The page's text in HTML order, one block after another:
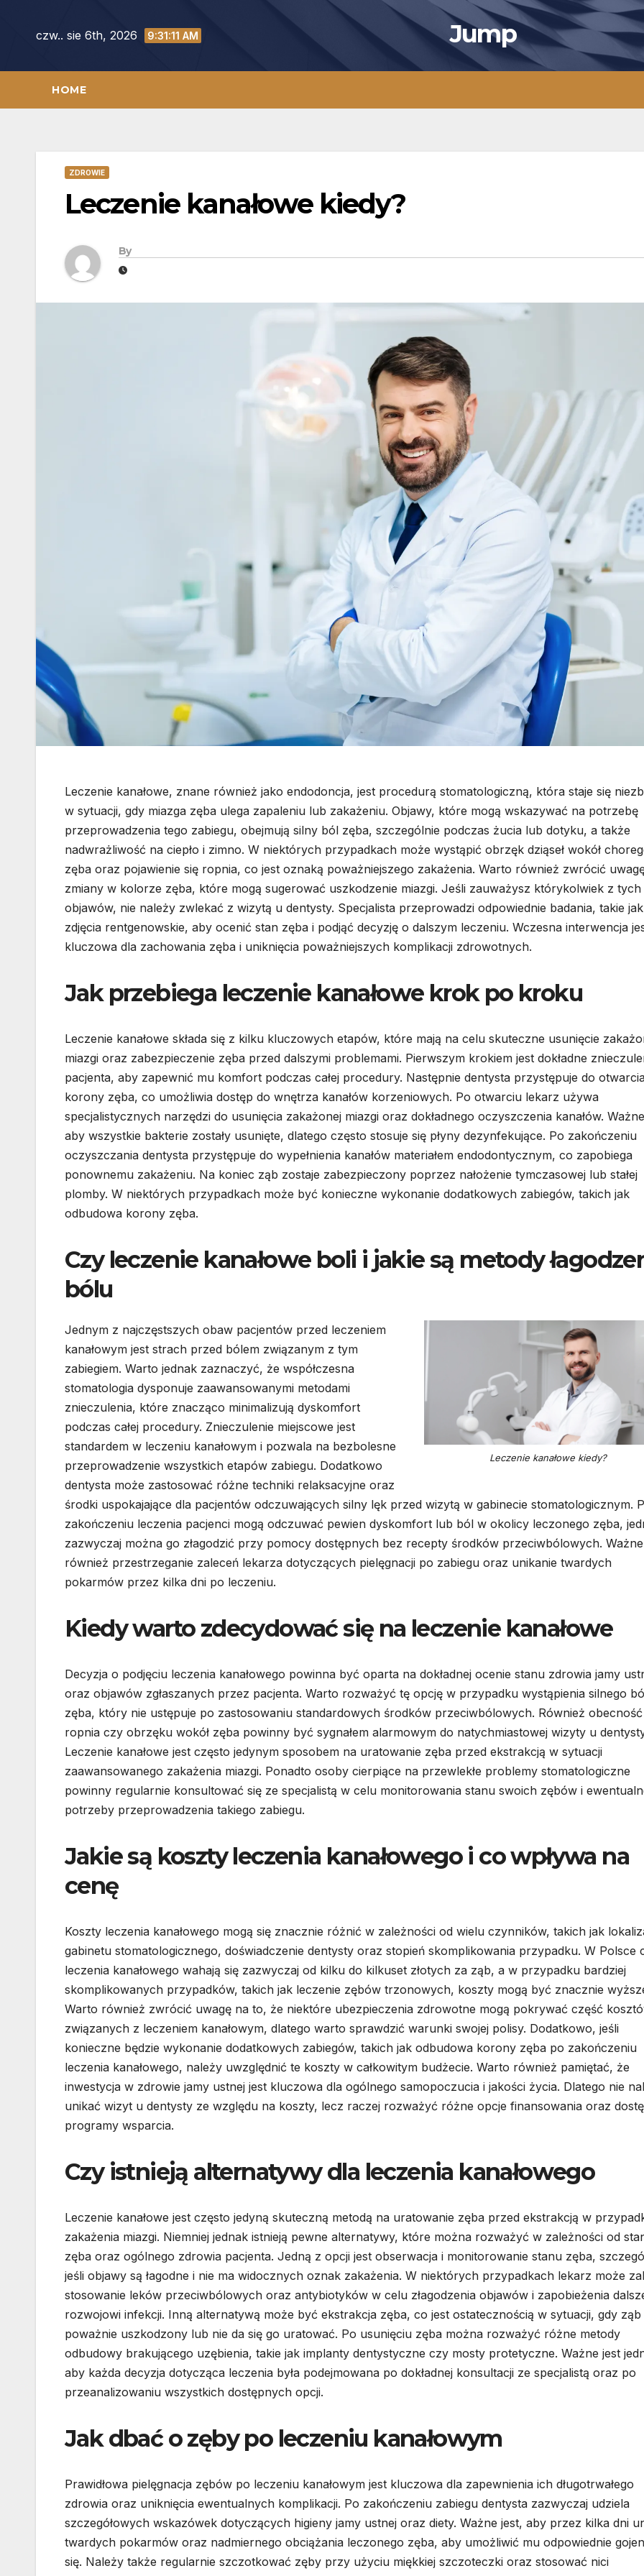
czw.. sie 6th, 2026 9:31:12 AM Jump
HOME
ZDROWIE
Leczenie kanałowe kiedy?
By
Leczenie kanałowe, znane również jako endodoncja, jest procedurą stomatologiczną, która staje się
w sytuacji, gdy miazga zęba ulega zapaleniu lub zakażeniu. Objawy, które mogą wskazywać na potrzebę
przeprowadzenia tego zabiegu, obejmują silny ból zęba, szczególnie podczas żucia lub dotyku, a także
nadwrażliwość na ciepło i zimno. W niektórych przypadkach może wystąpić obrzęk dziąseł wokół
zęba oraz pojawienie się ropnia, co jest oznaką poważniejszego zakażenia. Warto również zwrócić
zmiany w kolorze zęba, które mogą sugerować uszkodzenie miazgi. Jeśli zauważysz którykolwiek z tych
objawów, nie należy zwlekać z wizytą u dentysty. Specjalista przeprowadzi odpowiednie badania, takie jak
zdjęcia rentgenowskie, aby ocenić stan zęba i podjąć decyzję o dalszym leczeniu. Wczesna interwencja
kluczowa dla zachowania zęba i uniknięcia poważniejszych komplikacji zdrowotnych.
Jak przebiega leczenie kanałowe krok po kroku
Leczenie kanałowe składa się z kilku kluczowych etapów, które mają na celu skuteczne usunięcie
miazgi oraz zabezpieczenie zęba przed dalszymi problemami. Pierwszym krokiem jest dokładne
pacjenta, aby zapewnić mu komfort podczas całej procedury. Następnie dentysta przystępuje do
korony zęba, co umożliwia dostęp do wnętrza kanałów korzeniowych. Po otwarciu lekarz używa
specjalistycznych narzędzi do usunięcia zakażonej miazgi oraz dokładnego oczyszczenia kanałów.
aby wszystkie bakterie zostały usunięte, dlatego często stosuje się płyny dezynfekujące. Po zakończeniu
oczyszczania dentysta przystępuje do wypełnienia kanałów materiałem endodontycznym, co zapobiega
ponownemu zakażeniu. Na koniec ząb zostaje zabezpieczony poprzez nałożenie tymczasowej lub stałej
plomby. W niektórych przypadkach może być konieczne wykonanie dodatkowych zabiegów, takich jak
odbudowa korony zęba.
Czy leczenie kanałowe boli i jakie są metody
bólu
Leczenie kanałowe kiedy?
Jednym z najczęstszych obaw pacjentów przed leczeniem
kanałowym jest strach przed bólem związanym z tym
zabiegiem. Warto jednak zaznaczyć, że współczesna
stomatologia dysponuje zaawansowanymi metodami
znieczulenia, które znacząco minimalizują dyskomfort
podczas całej procedury. Znieczulenie miejscowe jest
standardem w leczeniu kanałowym i pozwala na bezbolesne
przeprowadzenie wszystkich etapów zabiegu. Dodatkowo
dentysta może zastosować różne techniki relaksacyjne oraz
środki uspokajające dla pacjentów odczuwających silny lęk przed wizytą w gabinecie stomatologicznym.
zakończeniu leczenia pacjenci mogą odczuwać pewien dyskomfort lub ból w okolicy leczonego zęba,
zazwyczaj można go złagodzić przy pomocy dostępnych bez recepty środków przeciwbólowych.
również przestrzeganie zaleceń lekarza dotyczących pielęgnacji po zabiegu oraz unikanie twardych
pokarmów przez kilka dni po leczeniu.
Kiedy warto zdecydować się na leczenie kanałowe
Decyzja o podjęciu leczenia kanałowego powinna być oparta na dokładnej ocenie stanu zdrowia jamy
oraz objawów zgłaszanych przez pacjenta. Warto rozważyć tę opcję w przypadku wystąpienia silnego
zęba, który nie ustępuje po zastosowaniu standardowych środków przeciwbólowych. Również obecność
ropnia czy obrzęku wokół zęba powinny być sygnałem alarmowym do natychmiastowej wizyty u
Leczenie kanałowe jest często jedynym sposobem na uratowanie zęba przed ekstrakcją w sytuacji
zaawansowanego zakażenia miazgi. Ponadto osoby cierpiące na przewlekłe problemy stomatologiczne
powinny regularnie konsultować się ze specjalistą w celu monitorowania stanu swoich zębów i
potrzeby przeprowadzenia takiego zabiegu.
Jakie są koszty leczenia kanałowego i co wpływa na
cenę
Koszty leczenia kanałowego mogą się znacznie różnić w zależności od wielu czynników, takich jak
gabinetu stomatologicznego, doświadczenie dentysty oraz stopień skomplikowania przypadku. W Polsce
leczenia kanałowego wahają się zazwyczaj od kilku do kilkuset złotych za ząb, a w przypadku bardziej
skomplikowanych przypadków, takich jak leczenie zębów trzonowych, koszty mogą być znacznie
Warto również zwrócić uwagę na to, że niektóre ubezpieczenia zdrowotne mogą pokrywać część
związanych z leczeniem kanałowym, dlatego warto sprawdzić warunki swojej polisy. Dodatkowo, jeśli
konieczne będzie wykonanie dodatkowych zabiegów, takich jak odbudowa korony zęba po zakończeniu
leczenia kanałowego, należy uwzględnić te koszty w całkowitym budżecie. Warto również pamiętać, że
inwestycja w zdrowie jamy ustnej jest kluczowa dla ogólnego samopoczucia i jakości życia. Dlatego nie
unikać wizyt u dentysty ze względu na koszty, lecz raczej rozważyć różne opcje finansowania oraz
programy wsparcia.
Czy istnieją alternatywy dla leczenia kanałowego
Leczenie kanałowe jest często jedyną skuteczną metodą na uratowanie zęba przed ekstrakcją w
zakażenia miazgi. Niemniej jednak istnieją pewne alternatywy, które można rozważyć w zależności od
zęba oraz ogólnego zdrowia pacjenta. Jedną z opcji jest obserwacja i monitorowanie stanu zęba,
jeśli objawy są łagodne i nie ma widocznych oznak zakażenia. W niektórych przypadkach lekarz może
stosowanie leków przeciwbólowych oraz antybiotyków w celu złagodzenia objawów i zapobieżenia
rozwojowi infekcji. Inną alternatywą może być ekstrakcja zęba, co jest ostatecznością w sytuacji, gdy ząb
poważnie uszkodzony lub nie da się go uratować. Po usunięciu zęba można rozważyć różne metody
odbudowy brakującego uzębienia, takie jak implanty dentystyczne czy mosty protetyczne. Ważne jest
aby każda decyzja dotycząca leczenia była podejmowana po dokładnej konsultacji ze specjalistą oraz po
przeanalizowaniu wszystkich dostępnych opcji.
Jak dbać o zęby po leczeniu kanałowym
Prawidłowa pielęgnacja zębów po leczeniu kanałowym jest kluczowa dla zapewnienia ich długotrwałego
zdrowia oraz uniknięcia ewentualnych komplikacji. Po zakończeniu zabiegu dentysta zazwyczaj udziela
szczegółowych wskazówek dotyczących higieny jamy ustnej oraz diety. Ważne jest, aby przez kilka dni
twardych pokarmów oraz nadmiernego obciążania leczonego zęba, aby umożliwić mu odpowiednie
się. Należy także regularnie szczotkować zęby przy użyciu miękkiej szczoteczki oraz stosować nici